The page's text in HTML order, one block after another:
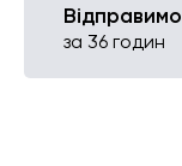
Відправимо
за 36 годин